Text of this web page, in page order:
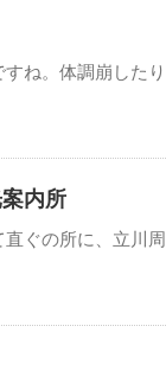
ね。体調崩した
内所
ぐの所に、立川